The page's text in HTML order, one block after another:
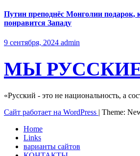
Путин преподнёс Монголии подарок,
понравится Западу
9 сентября, 2024 admin
МЫ
«Русский - это не национальность, а
Сайт работает на WordPress | Theme:
Home
Links
варианты сайтов